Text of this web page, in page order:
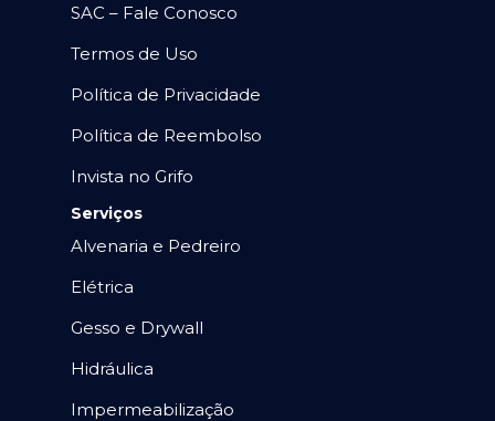
SAC – Fale Conosco
Termos de Uso
Política de Privacidade
Política de Reembolso
Invista no Grifo
Serviços
Alvenaria e Pedreiro
Elétrica
Gesso e Drywall
Hidráulica
Impermeabilização